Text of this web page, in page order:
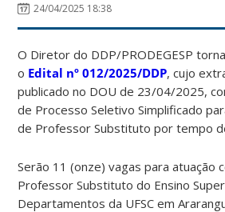
24/04/2025 18:38
O Diretor do DDP/PRODEGESP
o Edital nº 012/2025/DDP, cujo
publicado no DOU de 23/04/2025,
de Processo Seletivo Simplificado
de Professor Substituto por tempo
Serão 11 (onze) vagas para atuação
Professor Substituto do Ensino
Departamentos da UFSC em